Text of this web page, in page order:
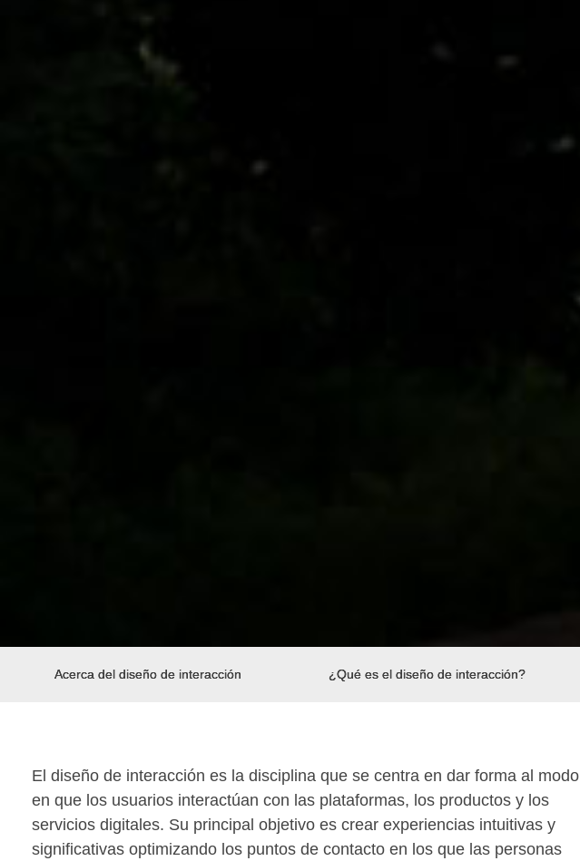
Acerca del diseño de interacción ¿Qué es el diseño de interacción?
El diseño de interacción es la disciplina que se centra en dar forma al modo
en que los usuarios interactúan con las plataformas, los productos y los
servicios digitales. Su principal objetivo es crear experiencias intuitivas y
significativas optimizando los puntos de contacto en los que las personas